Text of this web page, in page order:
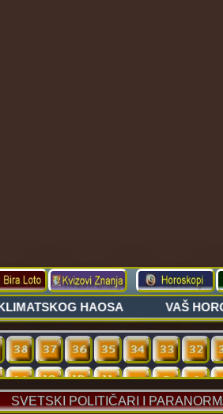
SVETSKI POLITIČARI I